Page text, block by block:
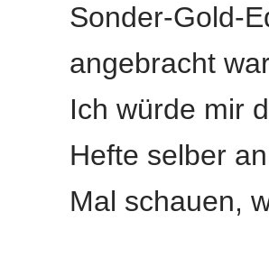
Sonder-Gold-
angebracht
Ich würde mir
Hefte selber
Mal schauen,